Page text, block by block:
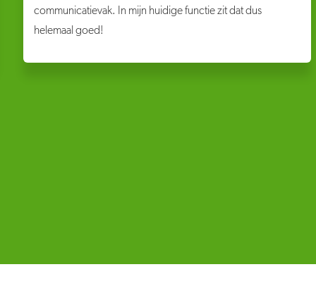
communicatievak. In mijn huidige functie zit dat dus
helemaal goed!